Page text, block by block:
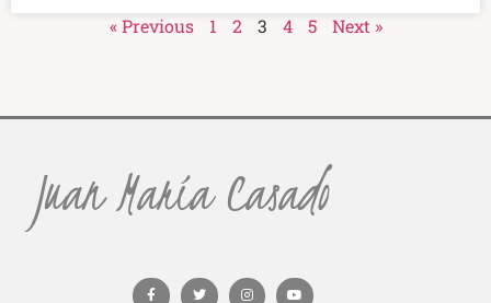
« Previous 1 2 3 4 5 Next »
Juan María Casado